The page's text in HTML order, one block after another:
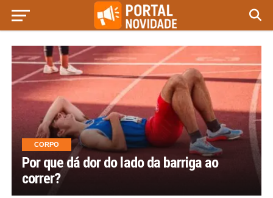
CORPO
Por que dá dor do lado da barriga ao
correr?